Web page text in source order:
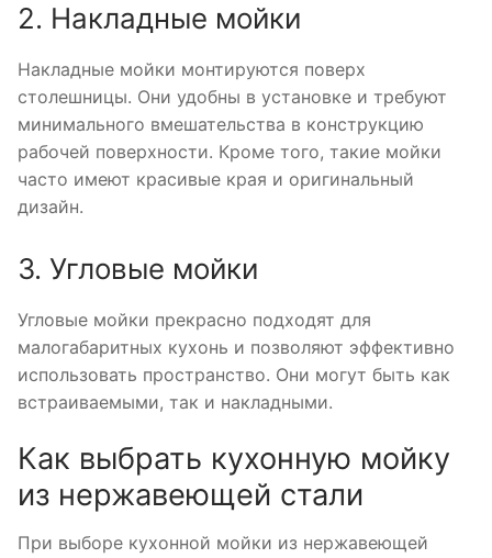
2. Накладные мойки
Накладные мойки монтируются поверх
столешницы. Они удобны в установке и требуют
минимального вмешательства в конструкцию
рабочей поверхности. Кроме того, такие мойки
часто имеют красивые края и оригинальный
дизайн.
3. Угловые мойки
Угловые мойки прекрасно подходят для
малогабаритных кухонь и позволяют эффективно
использовать пространство. Они могут быть как
встраиваемыми, так и накладными.
Как выбрать кухонную мойку
из нержавеющей стали
При выборе кухонной мойки из нержавеющей